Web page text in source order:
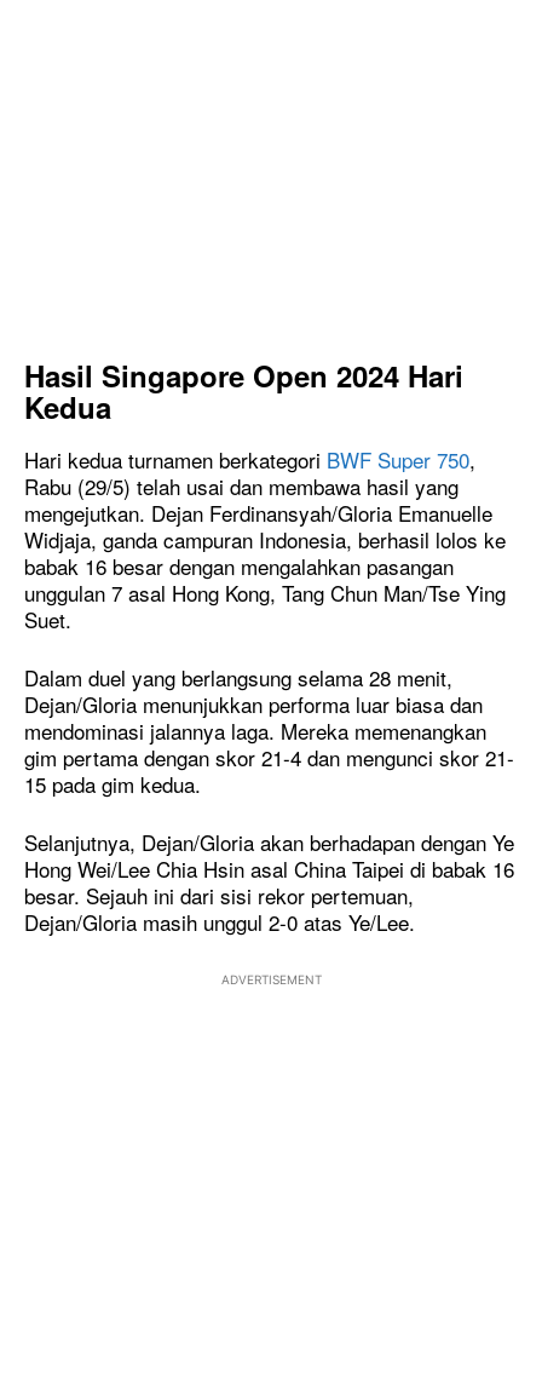
Hasil Singapore Open 2024 Hari
Kedua
Hari kedua turnamen berkategori BWF Super 750,
Rabu (29/5) telah usai dan membawa hasil yang
mengejutkan. Dejan Ferdinansyah/Gloria Emanuelle
Widjaja, ganda campuran Indonesia, berhasil lolos ke
babak 16 besar dengan mengalahkan pasangan
unggulan 7 asal Hong Kong, Tang Chun Man/Tse Ying
Suet.
Dalam duel yang berlangsung selama 28 menit,
Dejan/Gloria menunjukkan performa luar biasa dan
mendominasi jalannya laga. Mereka memenangkan
gim pertama dengan skor 21-4 dan mengunci skor 21-
15 pada gim kedua.
Selanjutnya, Dejan/Gloria akan berhadapan dengan Ye
Hong Wei/Lee Chia Hsin asal China Taipei di babak 16
besar. Sejauh ini dari sisi rekor pertemuan,
Dejan/Gloria masih unggul 2-0 atas Ye/Lee.
ADVERTISEMENT